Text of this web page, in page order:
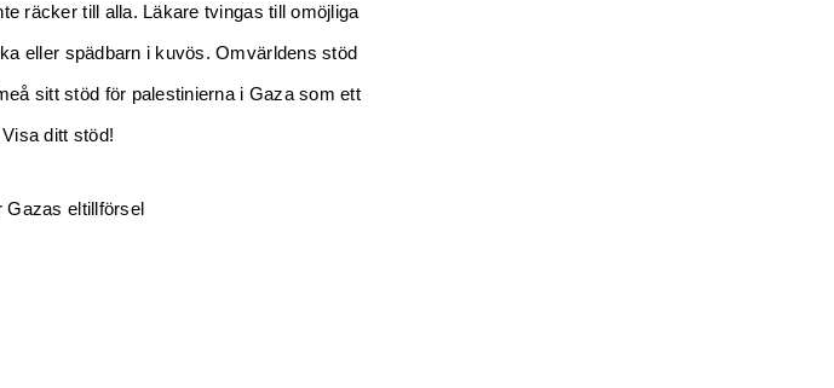
räcker till alla. Läkare tvingas till omöjliga
eller spädbarn i kuvös. Omvärldens stöd
sitt stöd för palestinierna i Gaza som ett
ditt stöd!
Gazas eltillförsel